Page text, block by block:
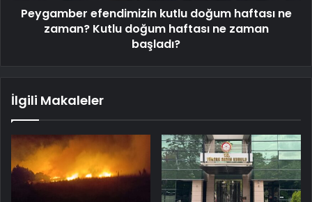
Peygamber efendimizin kutlu doğum haftası ne
zaman? Kutlu doğum haftası ne zaman
başladı?
İlgili Makaleler